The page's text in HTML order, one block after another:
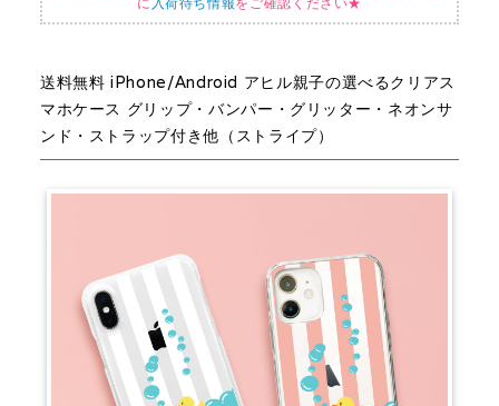
送料無料 iPhone/Android アヒル親子の選べるクリアス
マホケース グリップ・バンパー・グリッター・ネオンサ
ンド・ストラップ付き他（ストライプ）